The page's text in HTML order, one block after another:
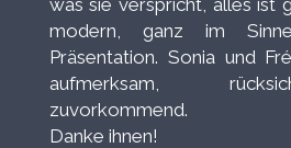
modern, ganz im
Präsentation. Sonia und
aufmerksam,
zuvorkommend.
Danke ihnen!